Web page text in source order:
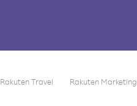
Rakuten Travel Rakuten Marketing